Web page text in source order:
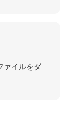
ァイルをダ